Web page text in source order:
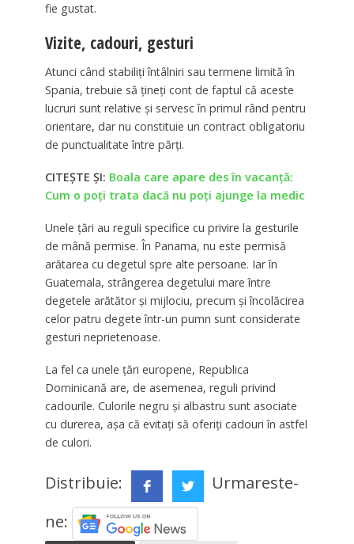
fie gustat.
Vizite, cadouri, gesturi
Atunci când stabiliți întâlniri sau termene limită în
Spania, trebuie să țineți cont de faptul că aceste
lucruri sunt relative și servesc în primul rând pentru
orientare, dar nu constituie un contract obligatoriu
de punctualitate între părți.
CITEȘTE ȘI: Boala care apare des în vacanță:
Cum o poți trata dacă nu poți ajunge la medic
Unele țări au reguli specifice cu privire la gesturile
de mână permise. În Panama, nu este permisă
arătarea cu degetul spre alte persoane. Iar în
Guatemala, strângerea degetului mare între
degetele arătător și mijlociu, precum și încolăcirea
celor patru degete într-un pumn sunt considerate
gesturi neprietenoase.
La fel ca unele țări europene, Republica
Dominicană are, de asemenea, reguli privind
cadourile. Culorile negru și albastru sunt asociate
cu durerea, așa că evitați să oferiți cadouri în astfel
de culori.
Distribuie:
Urmareste-
ne: